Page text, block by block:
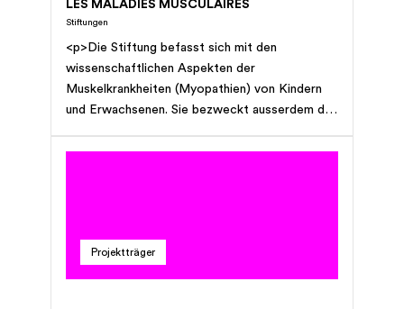
LES MALADIES MUSCULAIRES
Stiftungen
<p>Die Stiftung befasst sich mit den
wissenschaftlichen Aspekten der
Muskelkrankheiten (Myopathien) von Kindern
und Erwachsenen. Sie bezweckt ausserdem die
auf dem Gebiet der Muskelkrankheiten in der
Projektträger